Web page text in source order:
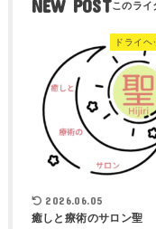
NEW POST
ドライヘ
2026.06.05
癒しと療術のサロン聖